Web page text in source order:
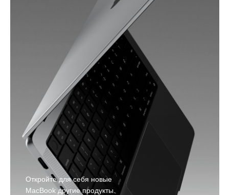
Откройте для себя новые
MacBook другие продукты.